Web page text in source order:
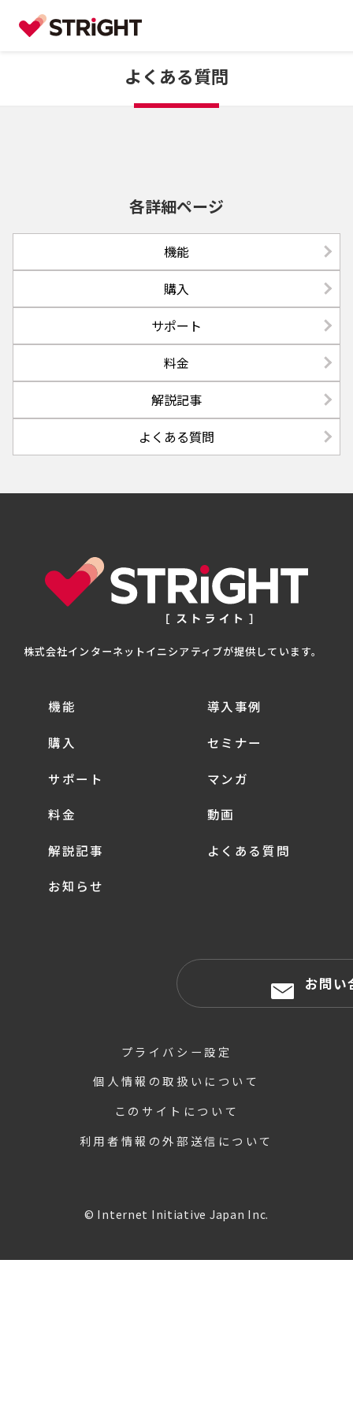
よくある質問
各詳細ページ
機能
購入
サポート
料金
解説記事
よくある質問
株式会社インターネットイニシアティブが提供しています。
機能
購入
サポート
料金
導入事例
セミナー
マンガ
動画
解説記事 よくある質問
お知らせ
プライバシー設定
個人情報の取扱いについて
このサイトについて
利用者情報の外部送信について
お問い
© Internet Initiative Japan Inc.